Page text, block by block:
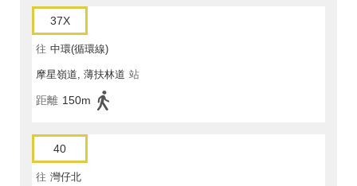
37X
往 中環(循環線)
摩星嶺道, 薄扶林道 站
距離 150m
40
往 灣仔北